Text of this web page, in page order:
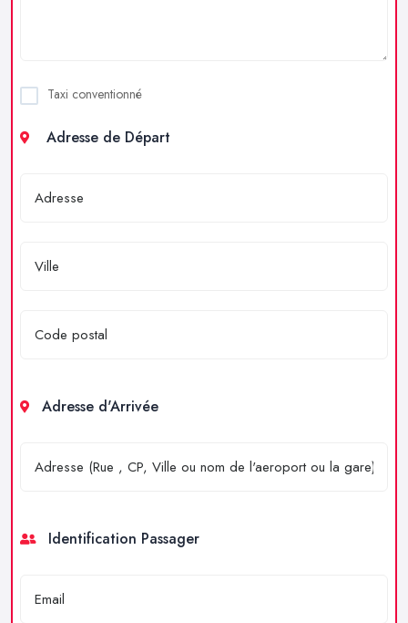
Taxi conventionné
Adresse de Départ
Adresse d'Arrivée
Identification Passager